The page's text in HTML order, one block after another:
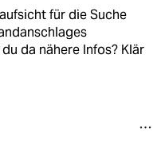
für die Suche
da nähere Infos? Klär